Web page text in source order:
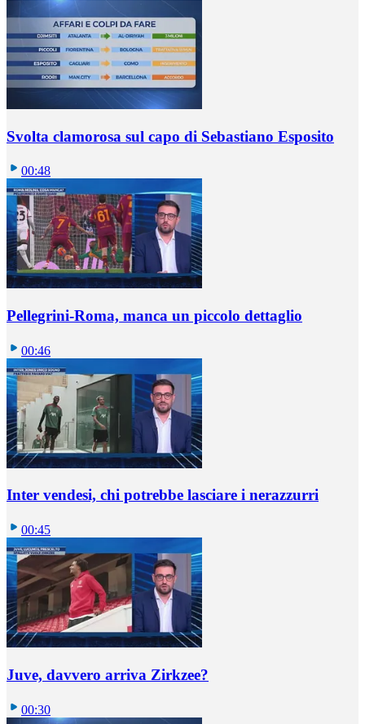
Svolta clamorosa sul capo di Sebastiano Esposito
00:48
Pellegrini-Roma, manca un piccolo dettaglio
00:46
Inter vendesi, chi potrebbe lasciare i nerazzurri
00:45
Juve, davvero arriva Zirkzee?
00:30